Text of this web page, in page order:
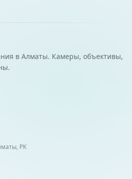
в Алматы. Камеры, объективы,
РК